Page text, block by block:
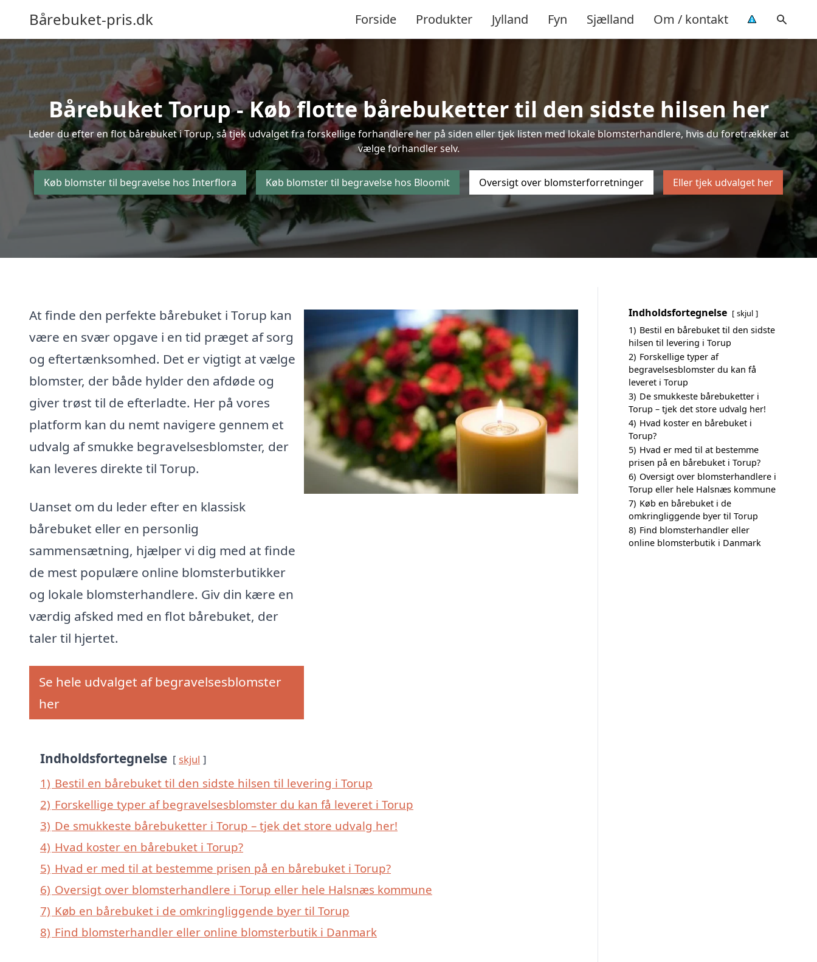
Bårebuket-pris.dk Forside Produkter Jylland Fyn Sjælland Om / kontakt
Bårebuket Torup - Køb flotte bårebuketter til den sidste hilsen her
Leder du efter en flot bårebuket i Torup, så tjek udvalget fra forskellige forhandlere her på siden eller tjek listen med lokale blomsterhandlere, hvis du foretrækker at
vælge forhandler selv.
Køb blomster til begravelse hos Interflora Køb blomster til begravelse hos Bloomit Oversigt over blomsterforretninger Eller tjek udvalget her
At finde den perfekte bårebuket i Torup kan
være en svær opgave i en tid præget af sorg
og eftertænksomhed. Det er vigtigt at vælge
blomster, der både hylder den afdøde og
giver trøst til de efterladte. Her på vores
platform kan du nemt navigere gennem et
udvalg af smukke begravelsesblomster, der
kan leveres direkte til Torup.
Uanset om du leder efter en klassisk
bårebuket eller en personlig
sammensætning, hjælper vi dig med at finde
de mest populære online blomsterbutikker
og lokale blomsterhandlere. Giv din kære en
værdig afsked med en flot bårebuket, der
taler til hjertet.
Se hele udvalget af begravelsesblomster
her
Indholdsfortegnelse skjul
1) Bestil en bårebuket til den sidste hilsen til levering i Torup
2) Forskellige typer af begravelsesblomster du kan få leveret i Torup
3) De smukkeste bårebuketter i Torup – tjek det store udvalg her!
4) Hvad koster en bårebuket i Torup?
5) Hvad er med til at bestemme prisen på en bårebuket i Torup?
6) Oversigt over blomsterhandlere i Torup eller hele Halsnæs kommune
7) Køb en bårebuket i de omkringliggende byer til Torup
8) Find blomsterhandler eller online blomsterbutik i Danmark
Indholdsfortegnelse skjul
1) Bestil en bårebuket til den sidste
hilsen til levering i Torup
2) Forskellige typer af
begravelsesblomster du kan få
leveret i Torup
3) De smukkeste bårebuketter i
Torup – tjek det store udvalg her!
4) Hvad koster en bårebuket i
Torup?
5) Hvad er med til at bestemme
prisen på en bårebuket i Torup?
6) Oversigt over blomsterhandlere i
Torup eller hele Halsnæs kommune
7) Køb en bårebuket i de
omkringliggende byer til Torup
8) Find blomsterhandler eller
online blomsterbutik i Danmark